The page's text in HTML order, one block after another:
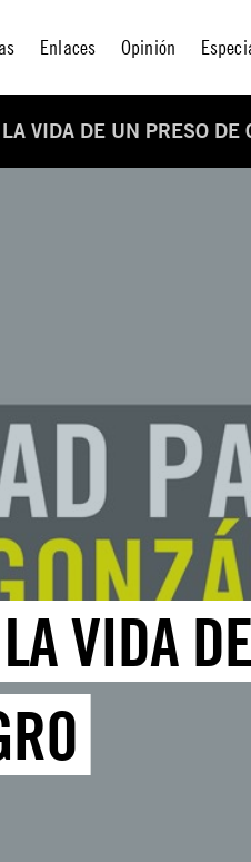
Enlaces Opinión
VIDA DE UN PRESO DE
VIDA